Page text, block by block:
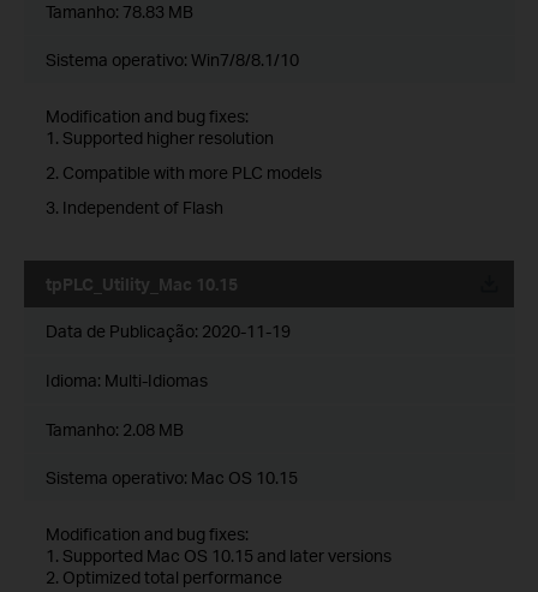
Tamanho: 78.83 MB
Sistema operativo: Win7/8/8.1/10
Modification and bug fixes:
1. Supported higher resolution
2. Compatible with more PLC models
3. Independent of Flash
tpPLC_Utility_Mac 10.15
Data de Publicação: 2020-11-19
Idioma: Multi-Idiomas
Tamanho: 2.08 MB
Sistema operativo: Mac OS 10.15
Modification and bug fixes:
1. Supported Mac OS 10.15 and later versions
2. Optimized total performance